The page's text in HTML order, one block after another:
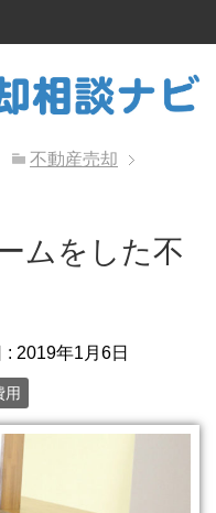
不動産売却
ムをした不
: 2019年1月6日
用